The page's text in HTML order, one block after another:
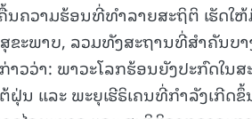
ນຄວາມຮ້ອນທີ່ທຳລາຍສະຖິຕິ ເຮັດໃ
ະພາບ, ລວມທັງສະຖານທີ່ສຳຄັນບ
າວວ່າ: ພາວະໂລກຮ້ອນຍັງປະກົດໃນ
ນ ແລະ ພະຍຸເຮີຣິເຄນທີ່ກຳລັງເກີດ